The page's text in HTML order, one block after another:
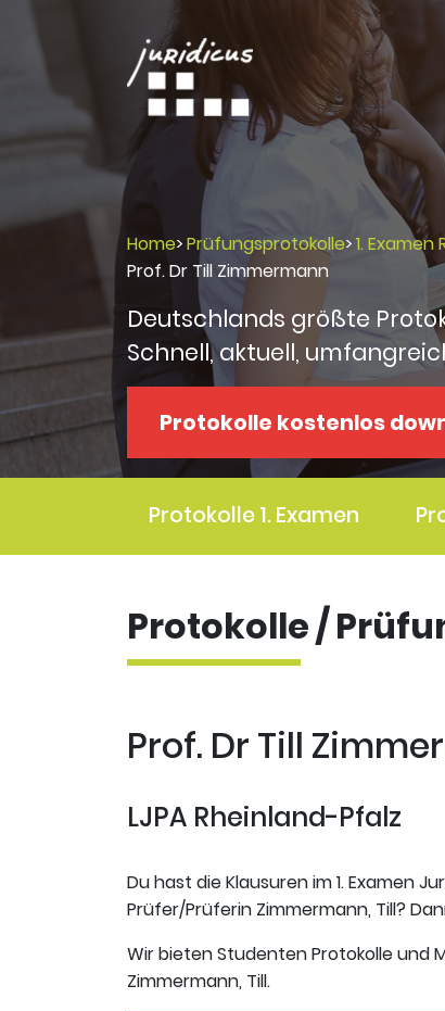
Home>Prüfungsprotokolle>1.
Prof. Dr Till Zimmermann
Deutschlands größte
Schnell, aktuell,
Protokolle kostenlos
Protokolle 1. Examen
Protokolle /
Prof. Dr Till
LJPA Rheinland-Pfalz
Du hast die Klausuren im 1. Examen
Prüfer/Prüferin Zimmermann, Till?
Wir bieten Studenten Protokolle und
Zimmermann, Till.